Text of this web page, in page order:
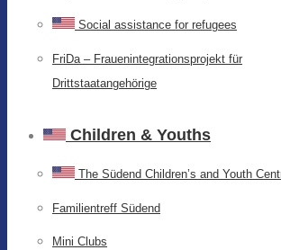
Social assistance for refugees
FriDa – Frauenintegrationsprojekt für
Drittstaatangehörige
Children & Youths
The Südend Children’s and Youth
Familientreff Südend
Mini Clubs